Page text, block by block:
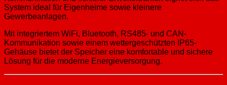
System ideal für Eigenheime sowie kleinere
Gewerbeanlagen.
Mit integriertem WiFi, Bluetooth, RS485- und CAN-
Kommunikation sowie einem wettergeschützten IP65-
Gehäuse bietet der Speicher eine komfortable und sichere
Lösung für die moderne Energieversorgung.